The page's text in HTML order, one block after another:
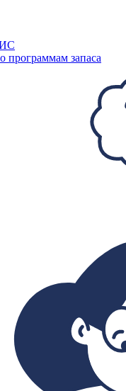
программам запаса